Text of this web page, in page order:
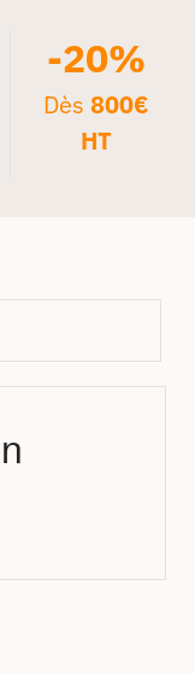
-20%
Dès 800€
HT